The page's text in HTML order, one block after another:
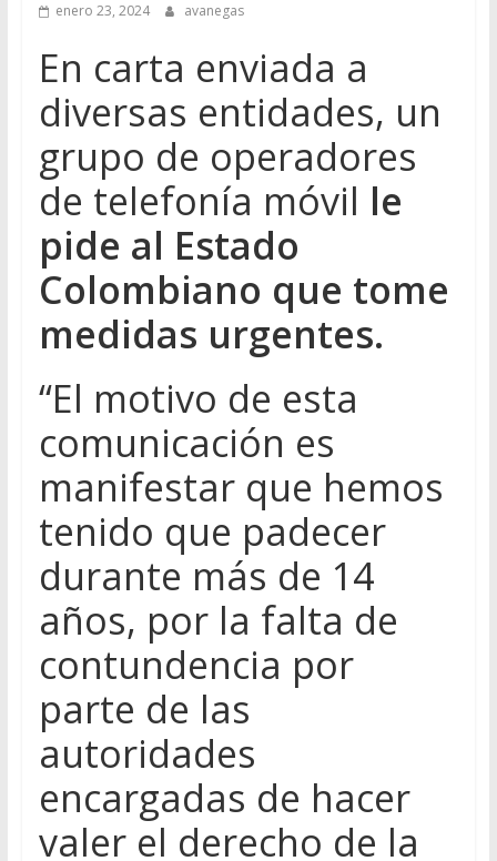
enero 23, 2024 avanegas
En carta enviada a
diversas entidades, un
grupo de operadores
de telefonía móvil le
pide al Estado
Colombiano que tome
medidas urgentes.
“El motivo de esta
comunicación es
manifestar que hemos
tenido que padecer
durante más de 14
años, por la falta de
contundencia por
parte de las
autoridades
encargadas de hacer
valer el derecho de la